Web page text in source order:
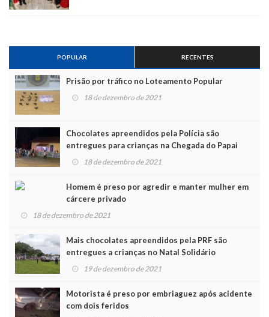
POPULAR RECENTES
Prisão por tráfico no Loteamento Popular
18 de dezembro de 2021
Chocolates apreendidos pela Polícia são
entregues para crianças na Chegada do Papai
Noel 18 de dezembro de 2021
Homem é preso por agredir e manter mulher em
cárcere privado
18 de dezembro de 2021
Mais chocolates apreendidos pela PRF são
entregues a crianças no Natal Solidário
19 de dezembro de 2021
Motorista é preso por embriaguez após acidente
com dois feridos